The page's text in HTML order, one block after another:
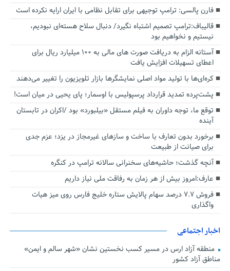
فارن پالسی: ترامپ توجیهی برای تقابل نظامی با ایران ارایه نکرده است
قالیباف:ترامپ تصمیم اشتباه نگیرد/ دنبال سلاح هسته‌ای نبودیم،
نیستیم و نخواهیم بود
آستانه الزام به دریافت صورت های مالی به ۱۰۰ میلیارد ریال برای
اعطای تسهیلات افزایش یافت
کره‌ای‌ها با تولید مواد اصلی نمایشگرها بازار تلویزیون را تغییر می‌دهند
پشت‌پرده تمدید قرارداد پرسپولیس با اوسمار؛ پای یحیی در میان است!
توقع ما، توجه داوران به فیلم مستقل «بیلبورد» بود /اکران در تابستان
آینده
برخورد بدون تعارف با ساخت‌ و سازهای غیرمجاز در یزد؛ عزم جدی
برای صیانت از طبیعت
آنچه گذشت؛ حاشیه‌های سخنرانی سالانه ترامپ در کنگره
عارف:امروز بیش از هر زمان به رفاقت ملی نیاز داریم
فروش ۷.۷ درصد سهام پالایش ستاره خلیج فارس روی میز هیات
واگذاری
اخبار اجتماعی
منطقه آزاد ارس در مسیر کسب نخستین نشان «شهر سالم و ایمن»
مناطق آزاد کشور